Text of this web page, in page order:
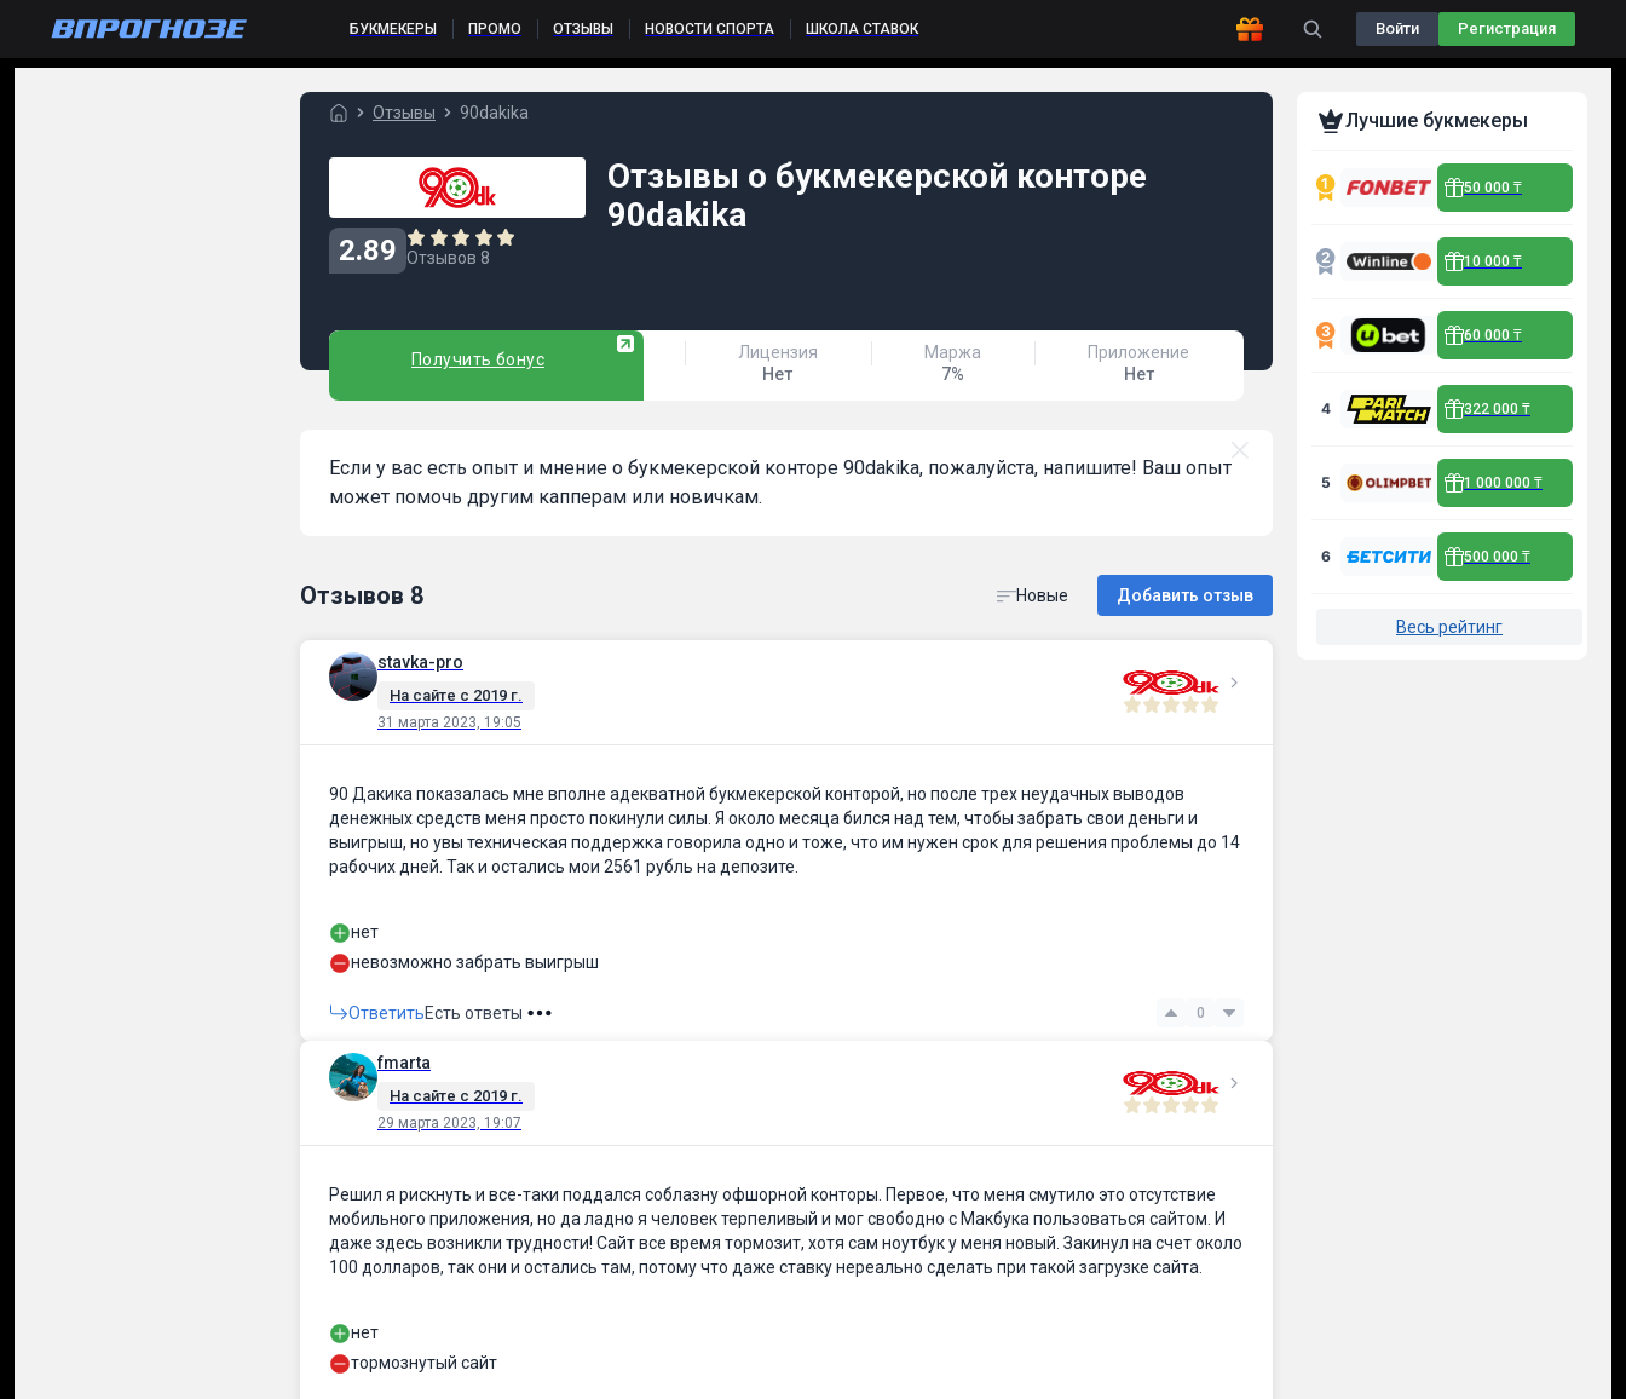
БУКМЕКЕРЫ ПРОМО ОТЗЫВЫ НОВОСТИ СПОРТА ШКОЛА СТАВОК Войти Регистрация
Отзывы 90dakika
2.89 Отзывов 8
Отзывы о букмекерской конторе
90dakika
Получить бонус
Лицензия
Нет
Маржа
7%
Приложение
Нет
Если у вас есть опыт и мнение о букмекерской конторе 90dakika, пожалуйста, напишите! Ваш опыт
может помочь другим капперам или новичкам.
Отзывов 8 Новые Добавить отзыв
stavka-pro
На сайте c 2019 г.
31 марта 2023, 19:05
90 Дакика показалась мне вполне адекватной букмекерской конторой, но после трех неудачных выводов
денежных средств меня просто покинули силы. Я около месяца бился над тем, чтобы забрать свои деньги и
выигрыш, но увы техническая поддержка говорила одно и тоже, что им нужен срок для решения проблемы до 14
рабочих дней. Так и остались мои 2561 рубль на депозите.
нет
невозможно забрать выигрыш
ОтветитьЕсть ответы 0
fmarta
На сайте c 2019 г.
29 марта 2023, 19:07
Решил я рискнуть и все-таки поддался соблазну офшорной конторы. Первое, что меня смутило это отсутствие
мобильного приложения, но да ладно я человек терпеливый и мог свободно с Макбука пользоваться сайтом. И
даже здесь возникли трудности! Сайт все время тормозит, хотя сам ноутбук у меня новый. Закинул на счет около
100 долларов, так они и остались там, потому что даже ставку нереально сделать при такой загрузке сайта.
нет
тормознутый сайт
Лучшие букмекеры
50 000 ₸
10 000 ₸
60 000 ₸
4 322 000 ₸
5 1 000 000 ₸
6 500 000 ₸
Весь рейтинг